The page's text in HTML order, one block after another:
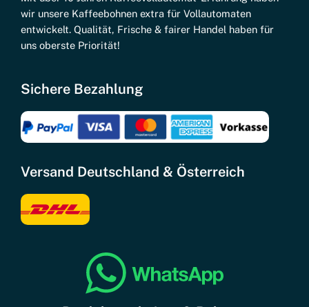
wir unsere Kaffeebohnen extra für Vollautomaten
entwickelt. Qualität, Frische & fairer Handel haben für
uns oberste Priorität!
Sichere Bezahlung
Versand Deutschland & Österreich